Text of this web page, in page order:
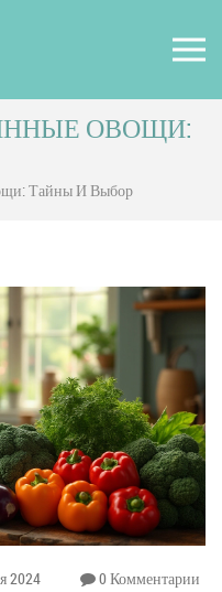
ОВОЩИ:
Тайны И Выбор
2024 0 Комментарии